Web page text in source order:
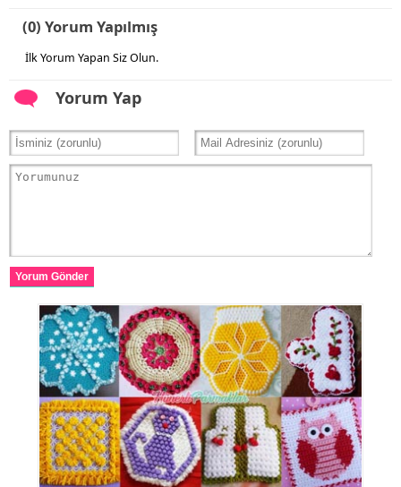
(0) Yorum Yapılmış
İlk Yorum Yapan Siz Olun.
Yorum Yap
Yorum Gönder